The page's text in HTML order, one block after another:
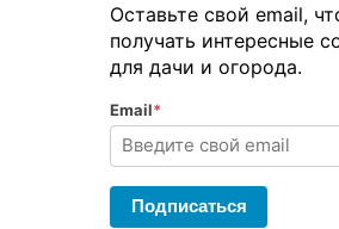
Оставьте свой email,
получать интересные
для дачи и огорода.
Email*
Подписаться